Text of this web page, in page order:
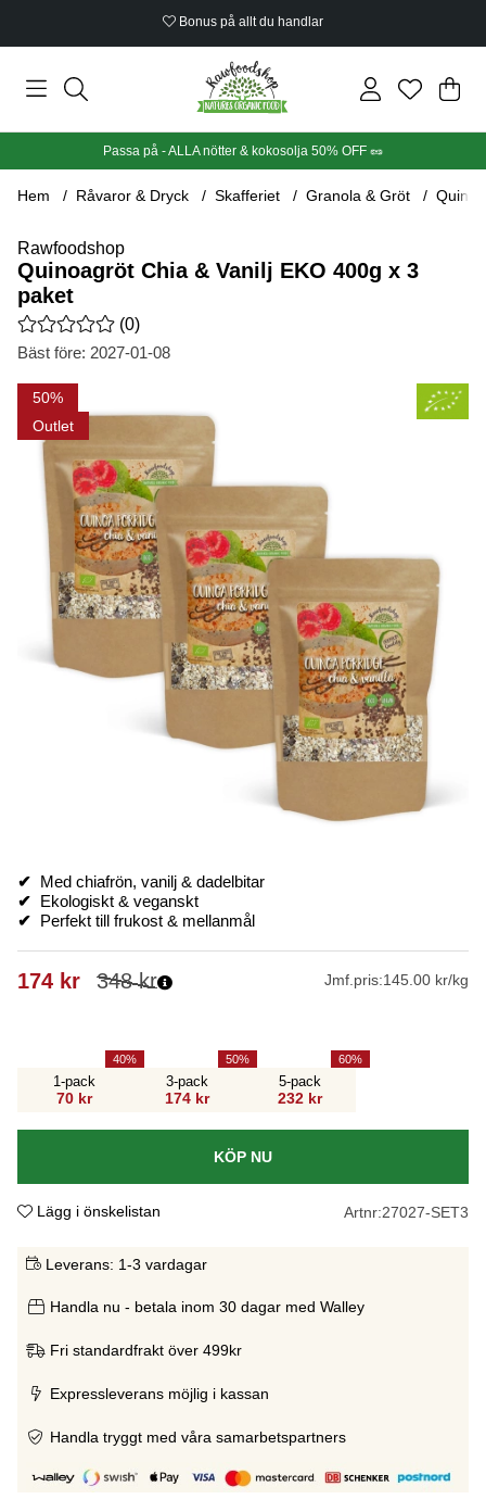
Bonus på allt du handlar
Din
.
Passa på - ALLA nötter & kokosolja 50% OFF 🥜
Hem Råvaror & Dryck Skafferiet Granola & Gröt
Rawfoodshop
Quinoagröt Chia & Vanilj EKO 400g x 3
paket
Medelbetyg 0 av 5 Antal betyg 0
(0)
Bäst före: 2027-01-08
50
Outlet
Produktbilder Quinoagröt Chia & Vanilj EKO 400g x 3 paket
✔ Med chiafrön, vanilj & dadelbitar
✔ Ekologiskt & veganskt
✔ Perfekt till frukost & mellanmål
348kr
174 kr Jmf.pris:145.00 kr/kg
1-pack
70 kr
40
3-pack
174 kr
50
5-pack
232 kr
60
KÖP NU
Lägg i önskelistan Artnr:27027-SET3
Leverans: 1-3 vardagar
Handla nu - betala inom 30 dagar med Walley
Fri standardfrakt över 499kr
Expressleverans möjlig i kassan
Handla tryggt med våra samarbetspartners